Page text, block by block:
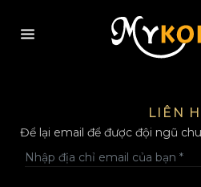
LIÊN
Để lại email để được đội ngũ